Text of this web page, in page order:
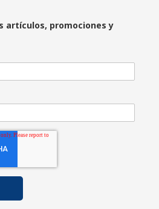
artículos, promociones y